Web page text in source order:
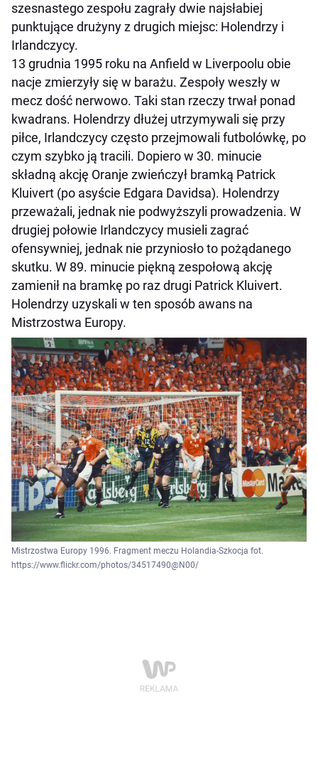
szesnastego zespołu zagrały dwie najsłabiej
punktujące drużyny z drugich miejsc: Holendrzy i
Irlandczycy.
13 grudnia 1995 roku na Anfield w Liverpoolu obie
nacje zmierzyły się w barażu. Zespoły weszły w
mecz dość nerwowo. Taki stan rzeczy trwał ponad
kwadrans. Holendrzy dłużej utrzymywali się przy
piłce, Irlandczycy często przejmowali futbolówkę, po
czym szybko ją tracili. Dopiero w 30. minucie
składną akcję Oranje zwieńczył bramką Patrick
Kluivert (po asyście Edgara Davidsa). Holendrzy
przeważali, jednak nie podwyższyli prowadzenia. W
drugiej połowie Irlandczycy musieli zagrać
ofensywniej, jednak nie przyniosło to pożądanego
skutku. W 89. minucie piękną zespołową akcję
zamienił na bramkę po raz drugi Patrick Kluivert.
Holendrzy uzyskali w ten sposób awans na
Mistrzostwa Europy.
Mistrzostwa Europy 1996. Fragment meczu Holandia-Szkocja fot.
https://www.flickr.com/photos/34517490@N00/